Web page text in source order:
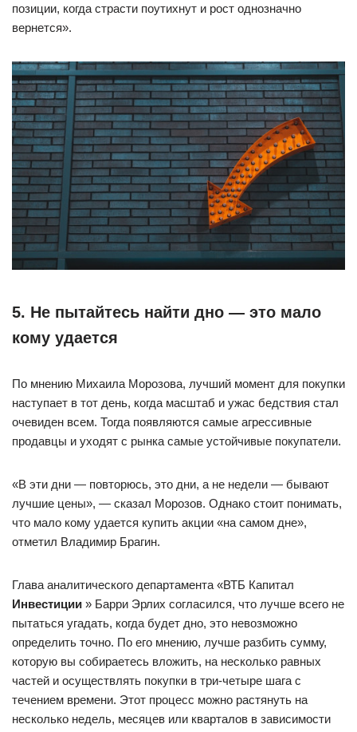
позиции, когда страсти поутихнут и рост однозначно
вернется».
5. Не пытайтесь найти дно — это мало
кому удается
По мнению Михаила Морозова, лучший момент для покупки
наступает в тот день, когда масштаб и ужас бедствия стал
очевиден всем. Тогда появляются самые агрессивные
продавцы и уходят с рынка самые устойчивые покупатели.
«В эти дни — повторюсь, это дни, а не недели — бывают
лучшие цены», — сказал Морозов. Однако стоит понимать,
что мало кому удается купить акции «на самом дне»,
отметил Владимир Брагин.
Глава аналитического департамента «ВТБ Капитал
Инвестиции » Барри Эрлих согласился, что лучше всего не
пытаться угадать, когда будет дно, это невозможно
определить точно. По его мнению, лучше разбить сумму,
которую вы собираетесь вложить, на несколько равных
частей и осуществлять покупки в три-четыре шага с
течением времени. Этот процесс можно растянуть на
несколько недель, месяцев или кварталов в зависимости